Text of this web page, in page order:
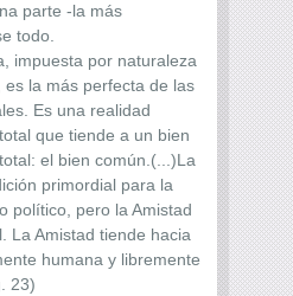
parte -la más
todo.
impuesta por naturaleza
la más perfecta de las
Es una realidad
que tiende a un bien
el bien común.(...)La
primordial para la
político, pero la Amistad
La Amistad tiende hacia
humana y libremente
23)